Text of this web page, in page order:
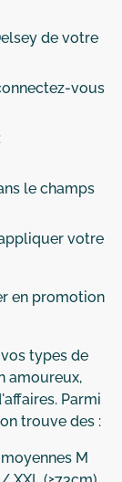
de votre
vous
le champs
votre
en promotion
types de
amoureux,
Parmi
trouve des :
M